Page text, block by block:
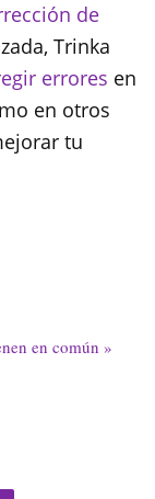
de
Trinka
errores en
en otros
tu
en común »